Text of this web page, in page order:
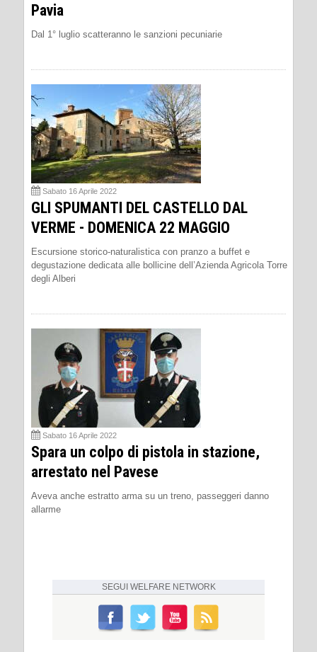
Pavia
Dal 1° luglio scatteranno le sanzioni pecuniarie
Sabato 16 Aprile 2022
GLI SPUMANTI DEL CASTELLO DAL
VERME - DOMENICA 22 MAGGIO
Escursione storico-naturalistica con pranzo a buffet e
degustazione dedicata alle bollicine dell’Azienda Agricola Torre
degli Alberi
Sabato 16 Aprile 2022
Spara un colpo di pistola in stazione,
arrestato nel Pavese
Aveva anche estratto arma su un treno, passeggeri danno
allarme
SEGUI WELFARE NETWORK